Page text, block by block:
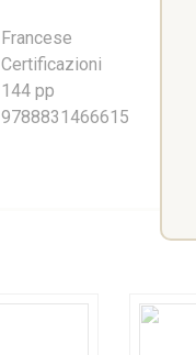
Francese
Certificazioni
144 pp
9788831466615